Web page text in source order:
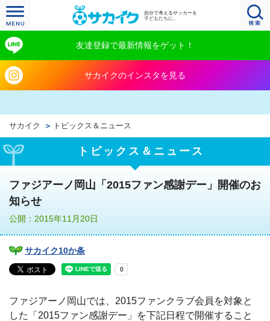
自分で考えるサッカーを
子どもたちに。
友達登録で最新情報をゲット！
サカイクのインスタを見る
サカイク トピックス＆ニュース
トピックス＆ニュース
ファジアーノ岡山「2015ファン感謝デー」開催のお
知らせ
公開：2015年11月20日
サカイク10か条
ファジアーノ岡山では、2015ファンクラブ会員を対象と
した「2015ファン感謝デー」を下記日程で開催すること